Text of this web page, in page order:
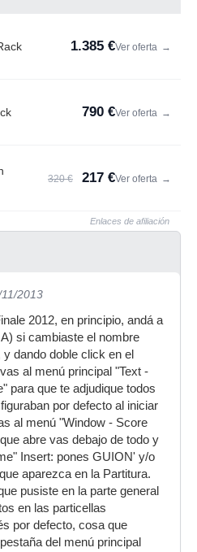
1.385 €Ver oferta →
790 €Ver oferta →
320 € 217 €Ver oferta →
Enlaces de afiliación
2013
2012, en principio, andá a
si cambiaste el nombre
dando doble click en el
al menú principal "Text -
para que te adjudique todos
por defecto al iniciar
al menú "Window - Score
abre vas debajo de todo y
Insert: pones GUION' y/o
aparezca en la Partitura.
pusiste en la parte general
en las particellas
por defecto, cosa que
del menú principal